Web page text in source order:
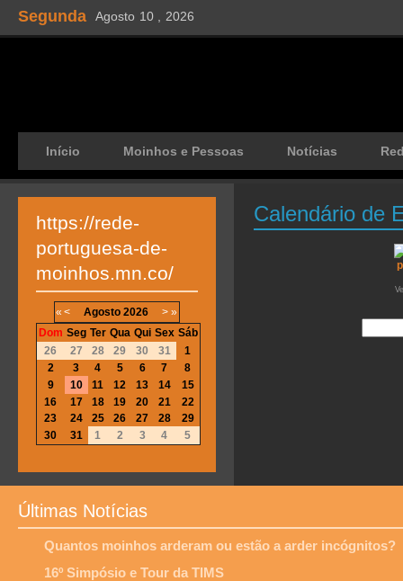
Segunda Agosto 10 , 2026
Início Moinhos e Pessoas Notícias
Calendário de
https://rede-
portuguesa-de-
moinhos.mn.co/
« < Agosto 2026 > »
Dom Seg Ter Qua Qui Sex Sáb
26
27 28 29 30 31
1
2
3 4 5 6 7
8
9
10 11 12 13 14
15
16
17 18 19 20 21
22
23
24 25 26 27 28
29
30
31 1 2 3 4 5
Últimas Notícias
Quantos moinhos arderam ou estão a arder incógnitos?
16º Simpósio e Tour da TIMS